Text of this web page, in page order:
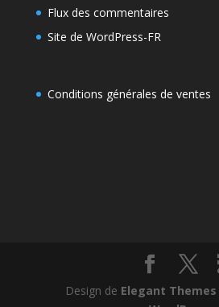
Flux des commentaires
Site de WordPress-FR
Conditions générales de ventes
Design de Elegant Themes